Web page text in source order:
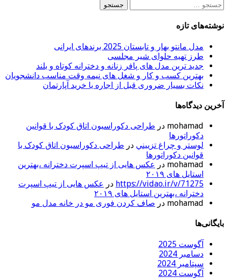
جستجو
برای:
نوشته‌های تازه
مدل مانتو بهار و تابستان 2025 برندهای ایرانی
طرز تهیه حلوای شیر مجلسی
جدید ترین مدل های پافر زنانه و دخترانه کوتاه و بلند
بهترین کسب و کار و شغل های نیمه وقت مناسب دانشجویان
نکات بسیار ضروری قبل از اجاره یا خرید آپارتمان
آخرین دیدگاه‌ها
mohamad در طراحی دکوراسیون اتاق کودک با قوانین
دکوراتورها
لوستر و چراغ تزييني در طراحی دکوراسیون اتاق کودک با
قوانین دکوراتورها
mohamad در عکس هایی از تیپ اسپرت دخترانه ،بهترین
استایل های ۲۰۱۹
https://vidao.ir/v/71275 در عکس هایی از تیپ اسپرت
دخترانه ،بهترین استایل های ۲۰۱۹
mohamad در صاف کردن فوری مو در خانه مدل مو
بایگانی‌ها
آگوست 2025
دسامبر 2024
سپتامبر 2024
آگوست 2024